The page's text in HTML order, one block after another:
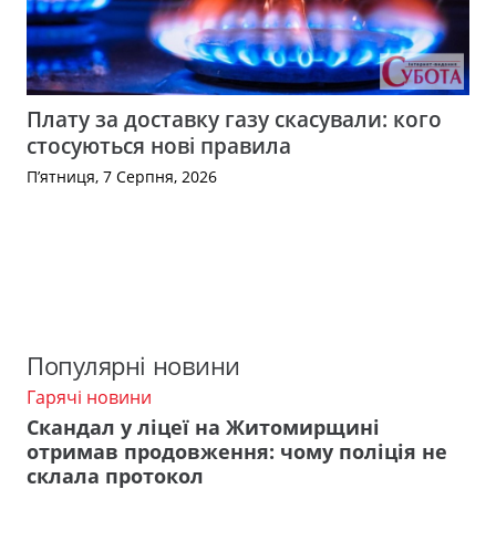
Плату за доставку газу скасували: кого
стосуються нові правила
П’ятниця, 7 Серпня, 2026
Популярні новини
Гарячі новини
Скандал у ліцеї на Житомирщині
отримав продовження: чому поліція не
склала протокол